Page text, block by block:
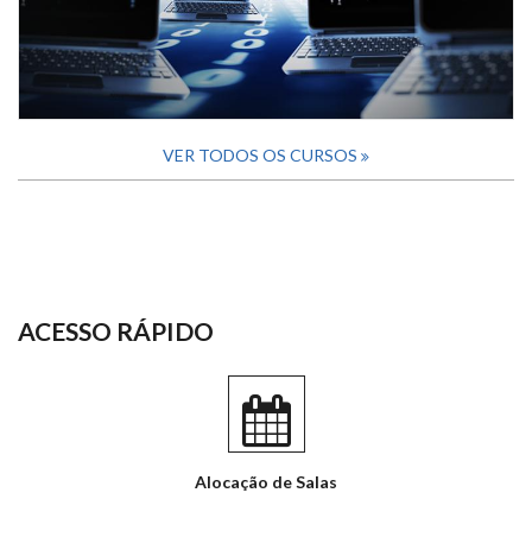
VER TODOS OS CURSOS
ACESSO RÁPIDO
Alocação de Salas